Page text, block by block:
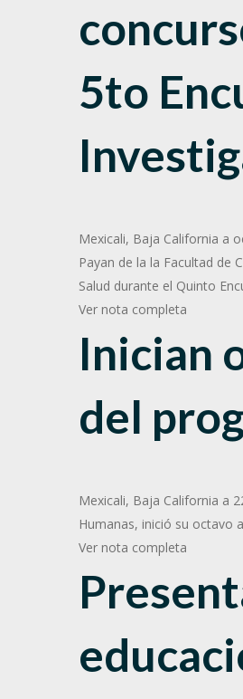
5to
Mexicali, Baja California a
Payan de la la Facultad de
Salud durante el Quinto
Ver nota completa
Inician
del
Mexicali, Baja California a
Humanas, inició su octavo
Ver nota completa